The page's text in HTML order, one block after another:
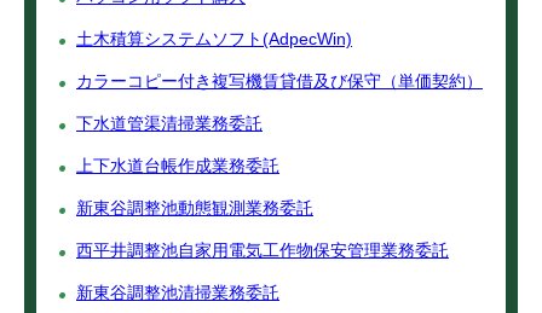
土木積算システムソフト(AdpecWin)
カラーコピー付き複写機賃貸借及び保守（単価契約）
下水道管渠清掃業務委託
上下水道台帳作成業務委託
新東谷調整池動態観測業務委託
西平井調整池自家用電気工作物保安管理業務委託
新東谷調整池清掃業務委託